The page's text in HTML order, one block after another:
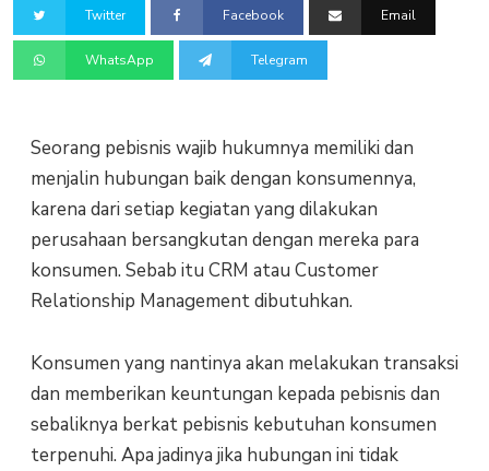
Twitter Facebook Email
WhatsApp Telegram
Seorang pebisnis wajib hukumnya memiliki dan
menjalin hubungan baik dengan konsumennya,
karena dari setiap kegiatan yang dilakukan
perusahaan bersangkutan dengan mereka para
konsumen. Sebab itu CRM atau Customer
Relationship Management dibutuhkan.
Konsumen yang nantinya akan melakukan transaksi
dan memberikan keuntungan kepada pebisnis dan
sebaliknya berkat pebisnis kebutuhan konsumen
terpenuhi. Apa jadinya jika hubungan ini tidak